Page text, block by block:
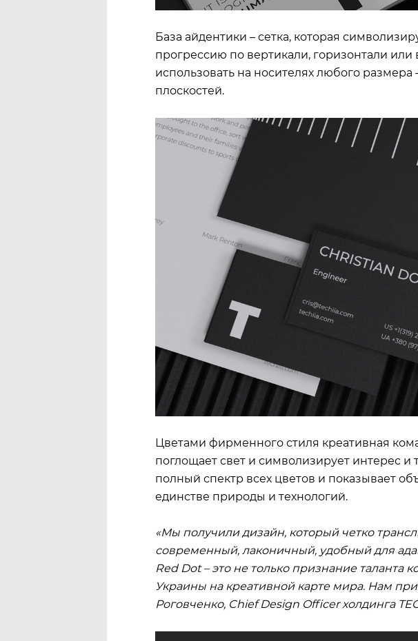
База айдентики – сетка, которая
прогрессию по вертикали, горизонтали или
использовать на носителях любого
плоскостей.
Цветами фирменного стиля креативная
поглощает свет и символизирует интерес и
полный спектр всех цветов и показывает
единстве природы и технологий.
«Мы получили дизайн, который четко
современный, лаконичный, удобный для
Red Dot – это не только признание
Украины на креативной карте мира. Нам
Роговченко, Chief Design Officer холдинга